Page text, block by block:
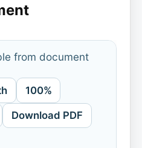
from document
100%
Download PDF